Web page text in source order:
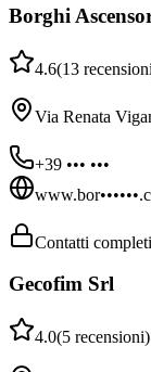
Borghi
4.6(13 recensioni
Via Renata
+39 ••• •••
Contatti
Gecofim Srl
4.0(5 recensioni)